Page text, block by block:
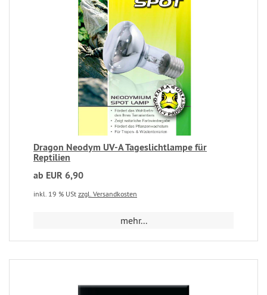
Dragon Neodym UV-A Tageslichtlampe für
Reptilien
ab EUR 6,90
inkl. 19 % USt zzgl. Versandkosten
mehr...